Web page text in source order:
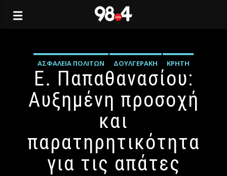
ΑΣΦΆΛΕΙΑ ΠΟΛΙΤΏΝ ΔΟΥΛΓΕΡΆΚΗ ΚΡΉΤΗ
Ε. Παπαθανασίου:
Αυξημένη προσοχή
και
παρατηρητικότητα
για τις απάτες